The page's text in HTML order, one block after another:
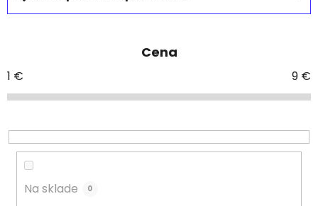
d
i
e
r
o
Cena
1 € 9 €
Na sklade 0